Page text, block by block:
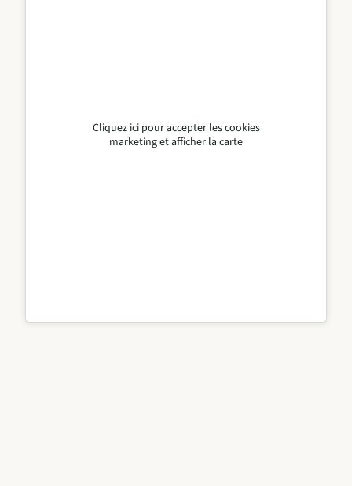
Cliquez ici pour accepter les cookies
marketing et afficher la carte